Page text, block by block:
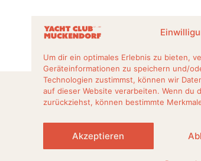
Um dir ein optimales Erlebnis zu bieten,
Geräteinformationen zu speichern und/
Technologien zustimmst, können wir
auf dieser Website verarbeiten. Wenn du
zurückziehst, können bestimmte
Akzeptieren